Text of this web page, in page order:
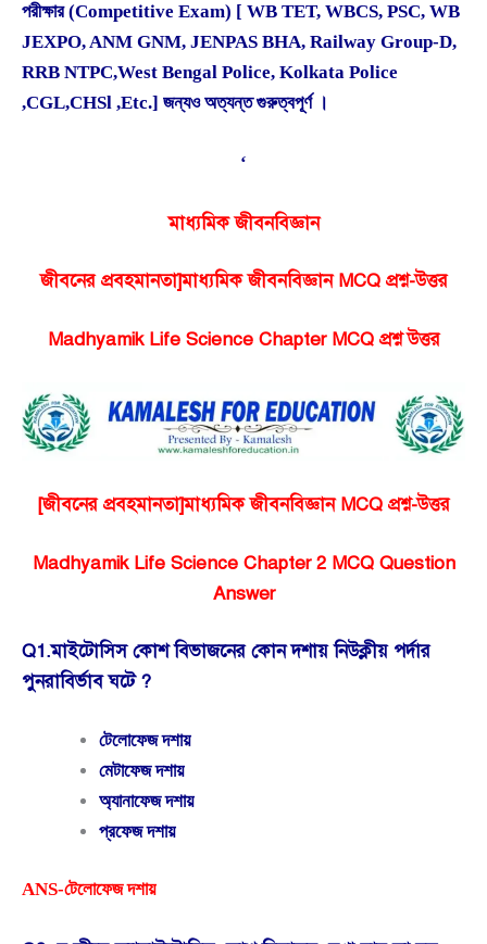
পরীক্ষার (Competitive Exam) [ WB TET, WBCS, PSC, WB
JEXPO, ANM GNM, JENPAS BHA, Railway Group-D,
RRB NTPC,West Bengal Police, Kolkata Police
,CGL,CHSl ,Etc.] জন্যও অত্যন্ত গুরুত্বপূর্ণ ।
‘
মাধ্যমিক জীবনবিজ্ঞান
জীবনের প্রবহমানতা]মাধ্যমিক জীবনবিজ্ঞান MCQ প্রশ্ন-উত্তর
Madhyamik Life Science Chapter MCQ প্রশ্ন উত্তর
[জীবনের প্রবহমানতা]মাধ্যমিক জীবনবিজ্ঞান MCQ প্রশ্ন-উত্তর
Madhyamik Life Science Chapter 2 MCQ Question
Answer
Q1.মাইটোসিস কোশ বিভাজনের কোন দশায় নিউক্লীয় পর্দার
পুনরাবির্ভাব ঘটে ?
টেলোফেজ দশায়
মেটাফেজ দশায়
অ্যানাফেজ দশায়
প্রফেজ দশায়
ANS-টেলোফেজ দশায়